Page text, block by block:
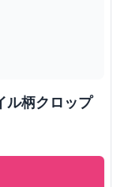
ル柄クロップ